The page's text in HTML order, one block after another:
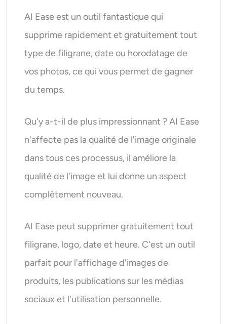
AI Ease est un outil fantastique qui
supprime rapidement et gratuitement tout
type de filigrane, date ou horodatage de
vos photos, ce qui vous permet de gagner
du temps.
Qu'y a-t-il de plus impressionnant ? AI Ease
n'affecte pas la qualité de l'image originale
dans tous ces processus, il améliore la
qualité de l'image et lui donne un aspect
complètement nouveau.
AI Ease peut supprimer gratuitement tout
filigrane, logo, date et heure. C'est un outil
parfait pour l'affichage d'images de
produits, les publications sur les médias
sociaux et l'utilisation personnelle.